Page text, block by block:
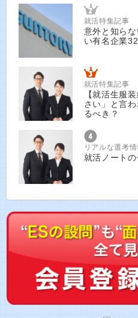
就活特集記事
意外と知ら
い有名企業32
就活特集記事
【就活生服
さい」と言
るべき？
リアルな選考
就活ノート